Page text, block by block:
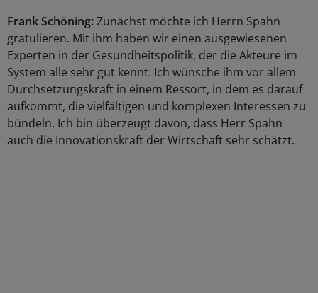
Frank Schöning:Zunächst möchte ich Herrn Spahn
gratulieren. Mit ihm haben wir einen ausgewiesenen
Experten in der Gesundheitspolitik, der die Akteure im
System alle sehr gut kennt. Ich wünsche ihm vor allem
Durchsetzungskraft in einem Ressort, in dem es darauf
aufkommt, die vielfältigen und komplexen Interessen zu
bündeln. Ich bin überzeugt davon, dass Herr Spahn
auch die Innovationskraft der Wirtschaft sehr schätzt.